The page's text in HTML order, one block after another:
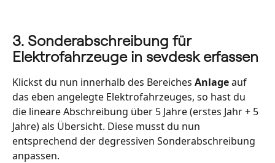
3. Sonderabschreibung für
Elektrofahrzeuge in sevdesk erfassen
Klickst du nun innerhalb des Bereiches Anlage auf
das eben angelegte Elektrofahrzeuges, so hast du
die lineare Abschreibung über 5 Jahre (erstes Jahr + 5
Jahre) als Übersicht. Diese musst du nun
entsprechend der degressiven Sonderabschreibung
anpassen.